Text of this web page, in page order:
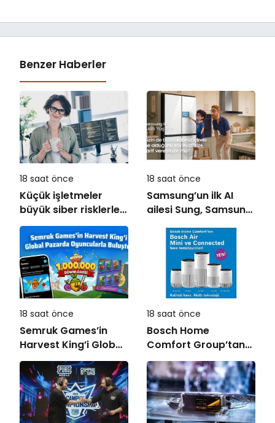
Benzer Haberler
18 saat önce
Küçük işletmeler
büyük siber risklerle
karşı karşıya
18 saat önce
Samsung’un ilk AI
ailesi Sung, Samsung
akıllı yaşam
deneyimini ekranlara
taşıyor
18 saat önce
Semruk Games’in
Harvest King’i Global
Pazarda Oyuncularla
Buluştu!
18 saat önce
Bosch Home
Comfort Group’tan
İleri Teknoloji Hava
Temizleme Cihazları